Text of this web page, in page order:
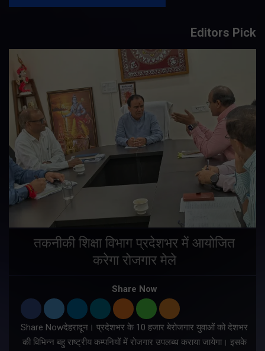
Editors Pick
तकनीकी शिक्षा विभाग प्रदेशभर में आयोजित
करेगा रोजगार मेले
Share Now
Share Nowदेहरादून। प्रदेशभर के 10 हजार बेरोजगार युवाओं को देशभर
की विभिन्न बहु राष्ट्रीय कम्पनियों में रोजगार उपलब्ध कराया जायेगा। इसके